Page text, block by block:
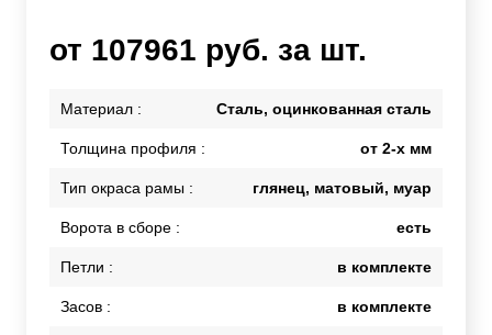
от 107961 руб. за шт.
Материал : Сталь, оцинкованная сталь
Толщина профиля : от 2-х мм
Тип окраса рамы : глянец, матовый, муар
Ворота в сборе : есть
Петли : в комплекте
Засов : в комплекте